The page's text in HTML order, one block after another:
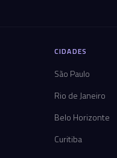
CIDADES
São Paulo
Rio de Janeiro
Belo Horizonte
Curitiba